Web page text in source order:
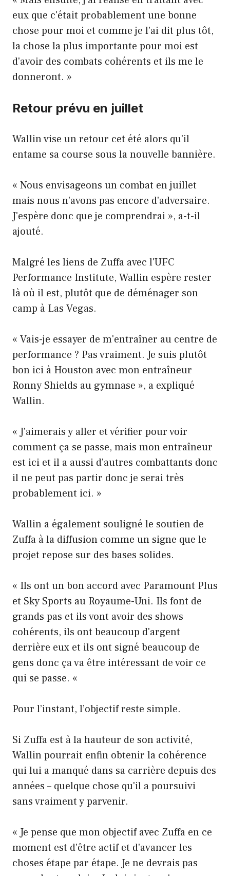
eux que c'était probablement une bonne
chose pour moi et comme je l'ai dit plus tôt,
la chose la plus importante pour moi est
d'avoir des combats cohérents et ils me le
donneront. »
Retour prévu en juillet
Wallin vise un retour cet été alors qu'il
entame sa course sous la nouvelle bannière.
« Nous envisageons un combat en juillet
mais nous n'avons pas encore d'adversaire.
J'espère donc que je comprendrai », a-t-il
ajouté.
Malgré les liens de Zuffa avec l'UFC
Performance Institute, Wallin espère rester
là où il est, plutôt que de déménager son
camp à Las Vegas.
« Vais-je essayer de m'entraîner au centre de
performance ? Pas vraiment. Je suis plutôt
bon ici à Houston avec mon entraîneur
Ronny Shields au gymnase », a expliqué
Wallin.
« J'aimerais y aller et vérifier pour voir
comment ça se passe, mais mon entraîneur
est ici et il a aussi d'autres combattants donc
il ne peut pas partir donc je serai très
probablement ici. »
Wallin a également souligné le soutien de
Zuffa à la diffusion comme un signe que le
projet repose sur des bases solides.
« Ils ont un bon accord avec Paramount Plus
et Sky Sports au Royaume-Uni. Ils font de
grands pas et ils vont avoir des shows
cohérents, ils ont beaucoup d'argent
derrière eux et ils ont signé beaucoup de
gens donc ça va être intéressant de voir ce
qui se passe. «
Pour l’instant, l’objectif reste simple.
Si Zuffa est à la hauteur de son activité,
Wallin pourrait enfin obtenir la cohérence
qui lui a manqué dans sa carrière depuis des
années – quelque chose qu'il a poursuivi
sans vraiment y parvenir.
« Je pense que mon objectif avec Zuffa en ce
moment est d'être actif et d'avancer les
choses étape par étape. Je ne devrais pas